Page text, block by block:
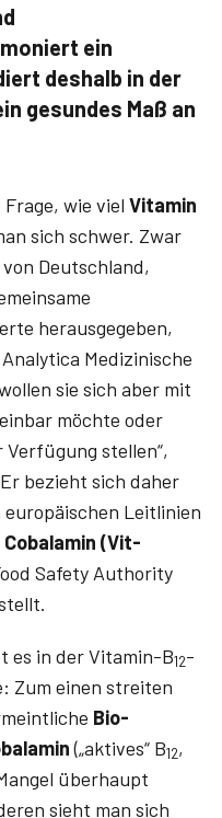
ein
deshalb in der
gesundes Maß an
wie viel Vitamin
sich schwer. Zwar
Deutschland,
herausgegeben,
Medizinische
sie sich aber mit
möchte oder
stellen“,
bezieht sich daher
Leitlinien
Co­bal­amin (Vit­
Safety Authority
es in der Vitamin-B12-
Zum einen streiten
Bio-
(„aktives“ B12,
überhaupt
sieht man sich